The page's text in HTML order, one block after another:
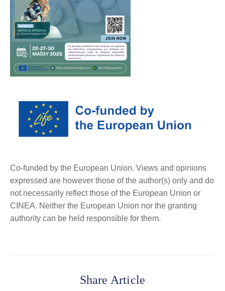
Co-funded by the European Union. Views and opinions
expressed are however those of the author(s) only and do
not necessarily reflect those of the European Union or
CINEA. Neither the European Union nor the granting
authority can be held responsible for them.
Share Article